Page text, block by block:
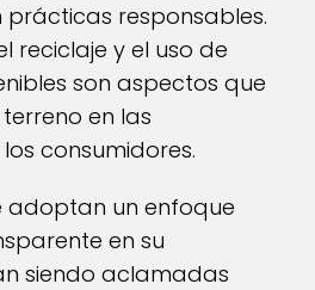
responsables.
reciclaje y el uso de
son aspectos que
en las
consumidores.
adoptan un enfoque
en su
siendo aclamadas